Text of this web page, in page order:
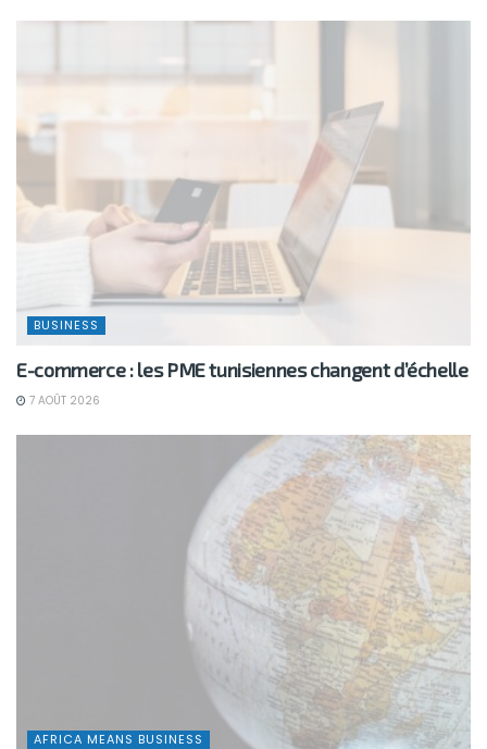
BUSINESS
E-commerce : les PME tunisiennes changent d’échelle
7 AOÛT 2026
AFRICA MEANS BUSINESS